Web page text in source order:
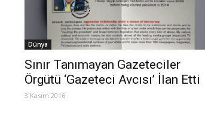
Dünya
Sınır Tanımayan Gazeteciler
Örgütü ‘Gazeteci Avcısı’ İlan Etti
3 Kasım 2016